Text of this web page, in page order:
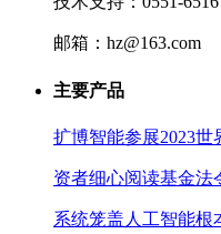
邮箱：hz@163.com
主要产品
扩博智能参展2023
资者细心阅读基金法
系统笼盖人工智能根